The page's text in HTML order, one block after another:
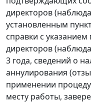
директоров
установленным
справки с
директоров
3 года, сведений о
аннулирования
применении
месту работы,